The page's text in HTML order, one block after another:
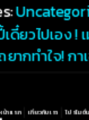
ดี๋ยวไปเอง !
ากทำใจ! ก
น้าแรก เกี่ยวกับเรา โปรโมชั่